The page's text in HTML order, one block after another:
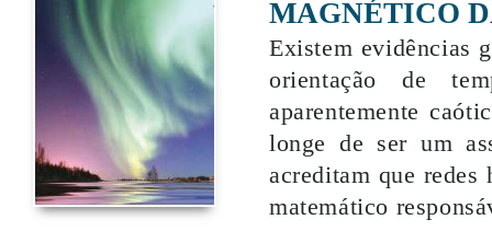
MAGNÉTICO
Existem evidências
orientação de
aparentemente
longe de ser um
acreditam que redes
matemático